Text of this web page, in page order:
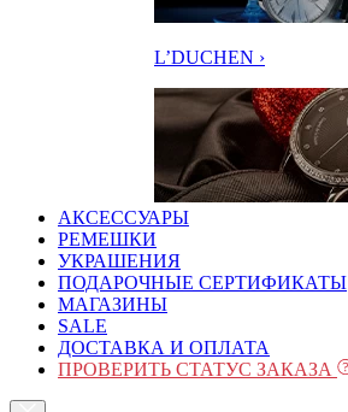
L’DUCHEN ›
АКСЕССУАРЫ
РЕМЕШКИ
УКРАШЕНИЯ
ПОДАРОЧНЫЕ СЕРТИФИКАТЫ
МАГАЗИНЫ
SALE
ДОСТАВКА И ОПЛАТА
ПРОВЕРИТЬ СТАТУС ЗАКАЗА